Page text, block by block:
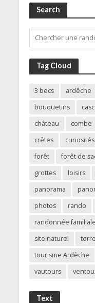
Search
Tag Cloud
3 becs ardêche
bouquetins
château
combe
crêtes
curiosités
forêt
forêt de
grottes
loisirs
panorama
photos
rando
randonnée familiale
site naturel
tourisme Ardèche
vautours
Text